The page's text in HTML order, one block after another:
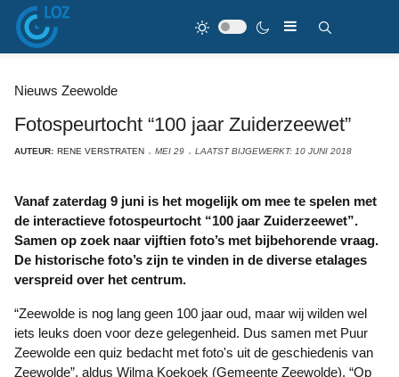
Nieuws Zeewolde
Fotospeurtocht “100 jaar Zuiderzeewet”
AUTEUR: RENE VERSTRATEN MEI 29 LAATST BIJGEWERKT: 10 JUNI 2018
Vanaf zaterdag 9 juni is het mogelijk om mee te spelen met
de interactieve fotospeurtocht “100 jaar Zuiderzeewet”.
Samen op zoek naar vijftien foto’s met bijbehorende vraag.
De historische foto’s zijn te vinden in de diverse etalages
verspreid over het centrum.
“Zeewolde is nog lang geen 100 jaar oud, maar wij wilden wel
iets leuks doen voor deze gelegenheid. Dus samen met Puur
Zeewolde een quiz bedacht met foto's uit de geschiedenis van
Zeewolde”, aldus Wilma Koekoek (Gemeente Zeewolde). “Op